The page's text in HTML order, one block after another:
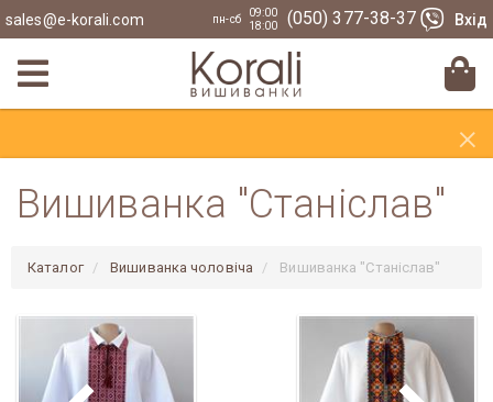
sales@e-korali.com пн-сб
09:00
18:00
(050) 377-38-37 Вхід
×
Вишиванка "Станіслав"
Каталог Вишиванка чоловіча Вишиванка "Станіслав"